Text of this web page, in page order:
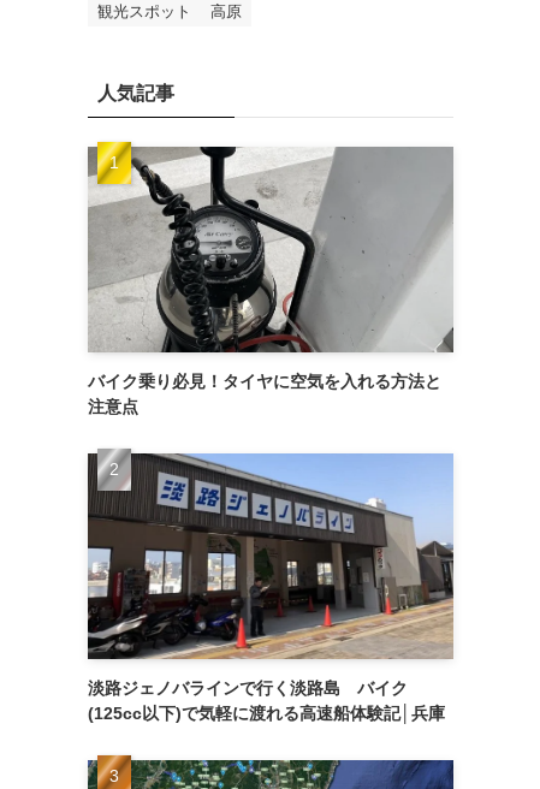
観光スポット
高原
人気記事
バイク乗り必見！タイヤに空気を入れる方法と
注意点
淡路ジェノバラインで行く淡路島 バイク
(125cc以下)で気軽に渡れる高速船体験記│兵庫